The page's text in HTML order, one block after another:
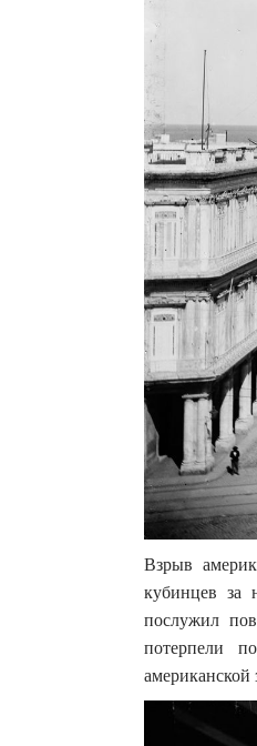
Взрыв
кубинцев за
послужил
потерпели